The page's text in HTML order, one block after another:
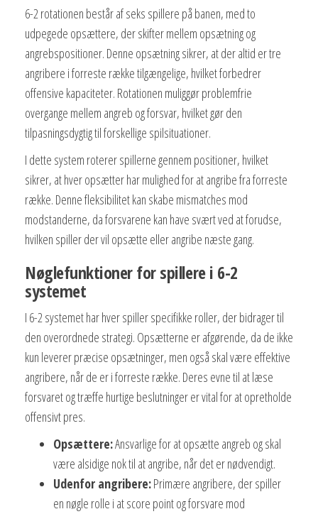
6-2 rotationen består af seks spillere på banen, med to
udpegede opsættere, der skifter mellem opsætning og
angrebspositioner. Denne opsætning sikrer, at der altid er tre
angribere i forreste række tilgængelige, hvilket forbedrer
offensive kapaciteter. Rotationen muliggør problemfrie
overgange mellem angreb og forsvar, hvilket gør den
tilpasningsdygtig til forskellige spilsituationer.
I dette system roterer spillerne gennem positioner, hvilket
sikrer, at hver opsætter har mulighed for at angribe fra forreste
række. Denne fleksibilitet kan skabe mismatches mod
modstanderne, da forsvarene kan have svært ved at forudse,
hvilken spiller der vil opsætte eller angribe næste gang.
Nøglefunktioner for spillere i 6-2
systemet
I 6-2 systemet har hver spiller specifikke roller, der bidrager til
den overordnede strategi. Opsætterne er afgørende, da de ikke
kun leverer præcise opsætninger, men også skal være effektive
angribere, når de er i forreste række. Deres evne til at læse
forsvaret og træffe hurtige beslutninger er vital for at opretholde
offensivt pres.
Opsættere:Ansvarlige for at opsætte angreb og skal
være alsidige nok til at angribe, når det er nødvendigt.
Udenfor angribere:Primære angribere, der spiller
en nøgle rolle i at score point og forsvare mod